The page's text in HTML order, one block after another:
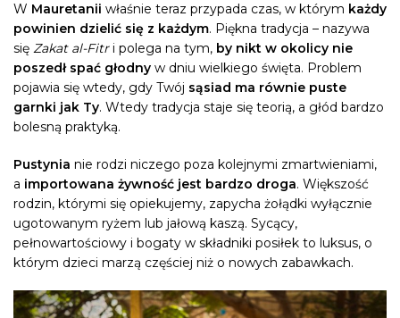
W Mauretanii właśnie teraz przypada czas, w którym każdy
powinien dzielić się z każdym. Piękna tradycja – nazywa
się Zakat al-Fitri polega na tym, by nikt w okolicy nie
poszedł spać głodny w dniu wielkiego święta. Problem
pojawia się wtedy, gdy Twój sąsiad ma równie puste
garnki jak Ty. Wtedy tradycja staje się teorią, a głód bardzo
bolesną praktyką.
Pustynia nie rodzi niczego poza kolejnymi zmartwieniami,
a importowana żywność jest bardzo droga. Większość
rodzin, którymi się opiekujemy, zapycha żołądki wyłącznie
ugotowanym ryżem lub jałową kaszą. Sycący,
pełnowartościowy i bogaty w składniki posiłek to luksus, o
którym dzieci marzą częściej niż o nowych zabawkach.